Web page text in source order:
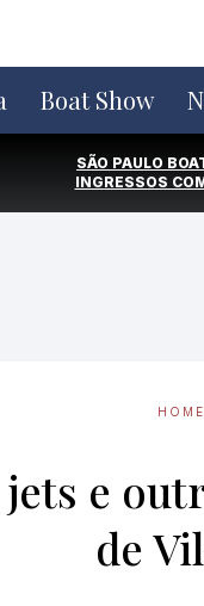
Boat Show
SÃO PAULO
INGRESSOS
HOME
e
de